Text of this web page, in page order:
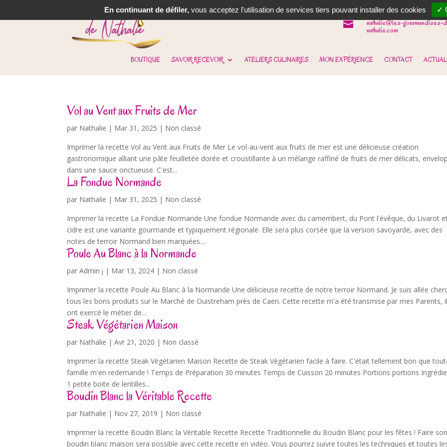

06 62 31 14 90

nathalie@les-gourmandises-
nathalie.com
BOUTIQUE SAVOIR RECEVOIR ATELIERS CULINAIRES MON EXPÉRIENCE CONTACT
Vol au Vent aux Fruits de Mer
par Nathalie | Mar 31, 2025 | Non classé
Imprimer la recette Vol au Vent aux Fruits de Mer Le vol-au-vent aux fruits de mer est une délicieuse création
gastronomique alliant une pâte feuilletée dorée et croustillante à un mélange raffiné de fruits de mer délicats,
dans une sauce onctueuse. C'est...
La Fondue Normande
par Nathalie | Mar 31, 2025 | Non classé
Imprimer la recette La Fondue Normande Une fondue Normande avec du camembert, du Pont l'évêque, du Livarot
cidre est une variante gourmande et typiquement régionale. Elle sera plus corsée que la version savoyarde, avec des
notes de terroir Normand bien marquées....
Poule Au Blanc à la Normande
parAdmin ¡ | Mar 13, 2024 | Non classé
Imprimer la recette Poule Au Blanc à la Normande Une délicieuse recette de notre terroir Normand. Je suis allée
tous les bons produits sur le Marché de Ouistreham près de Caen. Cette recette m'a été transmise par mes Parents,
ont exercé le métier de...
Steak Végétarien Maison
par Nathalie |Avr 21, 2020 | Non classé
Imprimer la recette Steak Végétarien Maison Recette de Steak Végétarien facile à faire. C'était tellement bon que
famille m'en redemande ! Temps de Préparation 30 minutes Temps de Cuisson 20 minutes Portions portions
1 petite boite de lentilles...
Boudin Blanc la Véritable Recette
par Nathalie | Nov 27, 2019 | Non classé
Imprimer la recette Boudin Blanc la Véritable Recette Recette Traditionnelle du Boudin Blanc pour les fêtes ! Faire son
boudin blanc maison sera possible avec cette recette en vidéo. Vous pourrez suivre toutes les techniques et toutes
En continuant de défiler, vous acceptez l'utilisation de services tiers pouvant installer des cookies ✓